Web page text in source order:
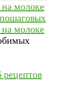
молоке